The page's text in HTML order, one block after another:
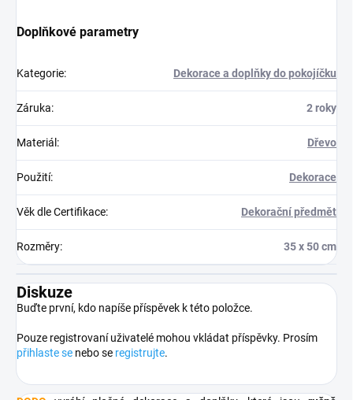
Doplňkové parametry
Kategorie: Dekorace a doplňky do pokojíčku
Záruka: 2 roky
Materiál : Dřevo
Použití: Dekorace
Věk dle Certifikace: Dekorační předmět
Rozměry: 35 x 50 cm
Diskuze
Buďte první, kdo napíše příspěvek k této položce.
Pouze registrovaní uživatelé mohou vkládat příspěvky. Prosím
přihlaste se nebo se registrujte.